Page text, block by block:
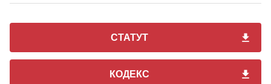
СТАТУТ
КОДЕКС